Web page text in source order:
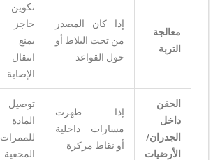
معالجة
التربة
إذا كان المصدر
من تحت البلاط أو
حول القواعد
تكوين
حاجز
يمنع
انتقال
الإصابة
الحقن
داخل
الجدران/
الأرضيات
إذا ظهرت
مسارات داخلية
أو نقاط مركزة
توصيل
المادة
للممرات
المخفية